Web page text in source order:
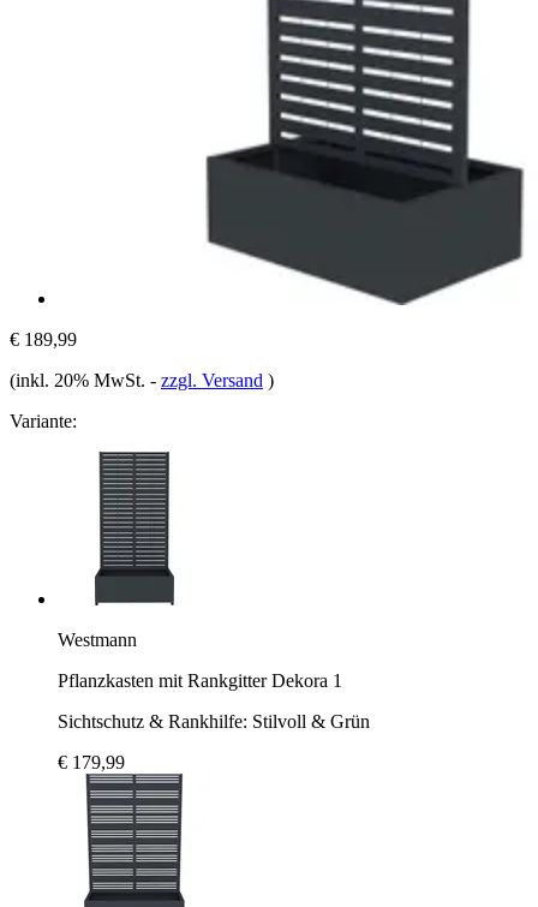
€ 189,99
(inkl. 20% MwSt. - zzgl. Versand )
Variante:
Westmann
Pflanzkasten mit Rankgitter Dekora 1
Sichtschutz & Rankhilfe: Stilvoll & Grün
€ 179,99